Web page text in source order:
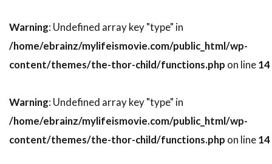
スパチャイ・シティアンポーンパン
スリラー映画
スワヴォミール・イジャック
スヴェン・ニクヴィスト
スーザン・カートソニス
スーザン・サランドン
Warning: Undefined array key "type" in
/home/ebrainz/mylifeismovie.com/public_html/wp-
content/themes/the-thor-child/functions.php on line14
Warning: Undefined array key "type" in
/home/ebrainz/mylifeismovie.com/public_html/wp-
content/themes/the-thor-child/functions.php on line14